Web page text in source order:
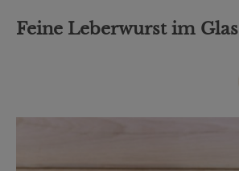
Feine Leberwurst im Glas